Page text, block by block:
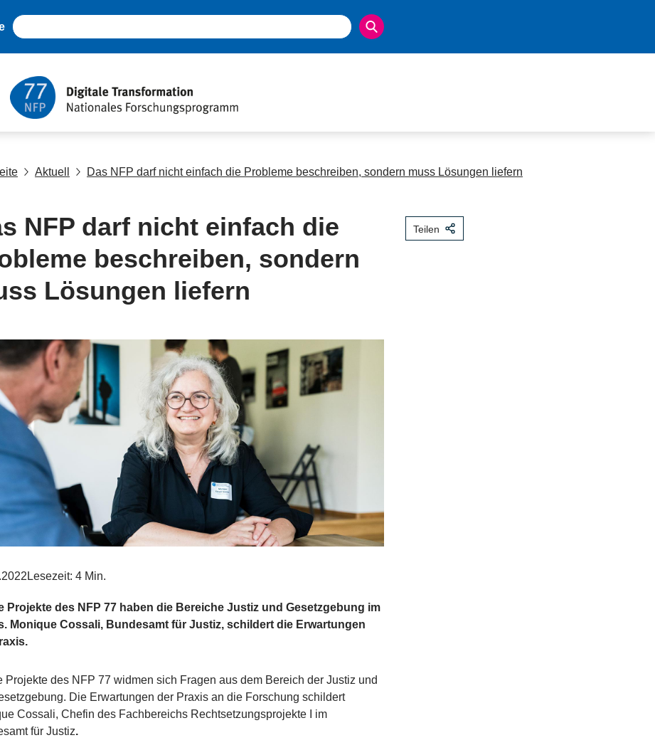
Aktuell Das NFP darf nicht einfach die Probleme beschreiben, sondern muss Lösungen liefern
NFP darf nicht einfach die
beschreiben, sondern
Lösungen liefern
Lesezeit: 4 Min.
Projekte des NFP 77 haben die Bereiche Justiz und Gesetzgebung im
Monique Cossali, Bundesamt für Justiz, schildert die Erwartungen
Projekte des NFP 77 widmen sich Fragen aus dem Bereich der Justiz und
Die Erwartungen der Praxis an die Forschung schildert
Cossali, Chefin des Fachbereichs Rechtsetzungsprojekte I im
für Justiz.
Teilen